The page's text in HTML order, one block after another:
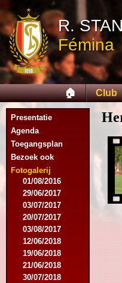
R.
Fémina
🏠 Club
Presentatie
Agenda
Toegangsplan
Bezoek ook
Fotogalerij
02/06/2013
21/06/2013
21/06/2014
06/12/2014
04/02/2015
27/03/2015
29/05/2015
25/06/2015
14/12/2015
16/12/2015
29/06/2016
21/07/2016
01/08/2016
29/06/2017
03/07/2017
20/07/2017
03/08/2017
12/06/2018
19/06/2018
21/06/2018
30/07/2018